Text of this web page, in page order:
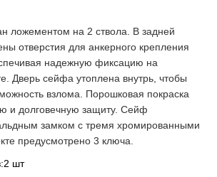
ложементом на 2 ствола. В задней
отверстия для анкерного крепления
надежную фиксацию на
Дверь сейфа утоплена внутрь, чтобы
взлома. Порошковая покраска
и долговечную защиту. Сейф
замком с тремя хромированными
предусмотрено 3 ключа.
2 шт